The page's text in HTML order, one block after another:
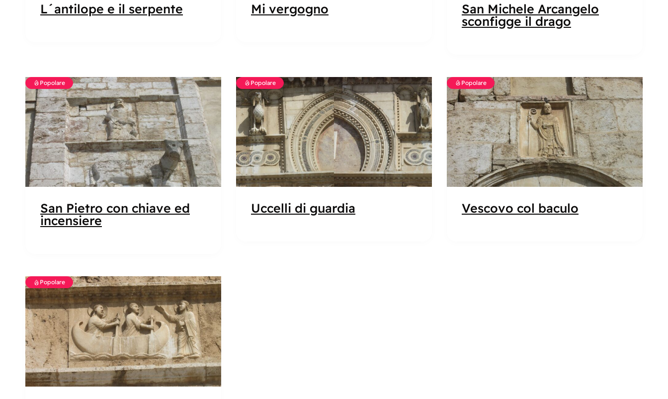
L´antilope e il serpente Mi vergogno
San Michele Arcangelo
sconfigge il drago
Popolare
San Pietro con chiave ed
incensiere
Popolare
Uccelli di guardia
Popolare
Vescovo col baculo
Popolare